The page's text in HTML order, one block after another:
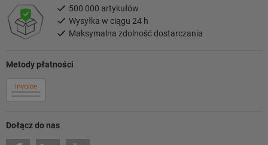
Dołącz do nas
Metody płatności
500 000 artykułów
Wysyłka w ciągu 24 h
Maksymalna zdolność dostarczania